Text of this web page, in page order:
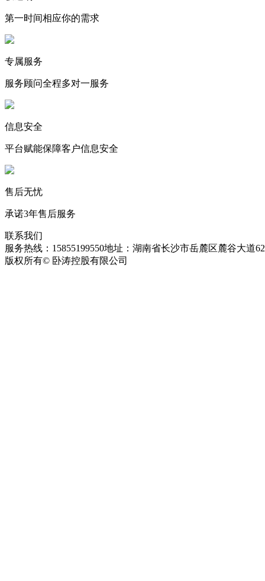
第一时间相应你的需求
专属服务
服务顾问全程多对一服务
信息安全
平台赋能保障客户信息安全
售后无忧
承诺3年售后服务
联系我们
服务热线：15855199550地址：湖南省长沙市岳麓区麓谷大道
版权所有© 卧涛控股有限公司